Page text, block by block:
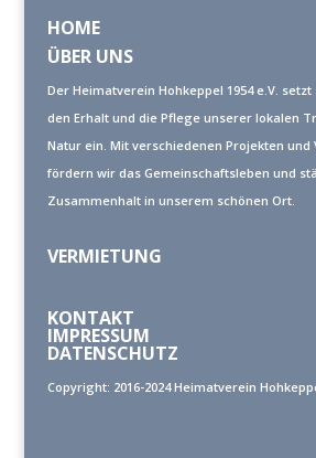
HOME
ÜBER UNS
Der Heimatverein Hohkeppel 1954 e.V.
den Erhalt und die Pflege unserer lokalen
Natur ein. Mit verschiedenen Projekten und
fördern wir das Gemeinschaftsleben und
Zusammenhalt in unserem schönen Ort.
VERMIETUNG
KONTAKT
IMPRESSUM
DATENSCHUTZ
Copyright: 2016-2024 Heimatverein